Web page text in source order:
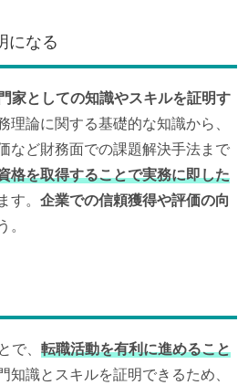
になる
家としての知識やスキルを証明す
理論に関する基礎的な知識から、
など財務面での課題解決手法まで
格を取得することで実務に即した
す。 企業での信頼獲得や評価の向
。
で、 転職活動を有利に進めること
知識とスキルを証明できるため、